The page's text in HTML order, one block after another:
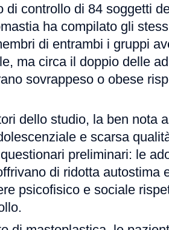
di controllo di 84 soggetti
ha compilato gli
di entrambi i gruppi
ma circa il doppio delle
sovrappeso o obese
dello studio, la ben nota
e scarsa
preliminari: le
di ridotta autostima
psicofisico e sociale